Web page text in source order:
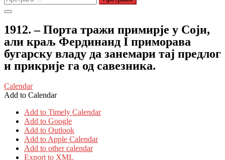
за:
1912. – Порта тражи примирје у Соји,
али краљ Фердинанд I приморава
бугарску владу да занемари тај предлог
и прикрије га од савезника.
Calendar
Add to Calendar
Add to Timely Calendar
Add to Google
Add to Outlook
Add to Apple Calendar
Add to other calendar
Export to XML